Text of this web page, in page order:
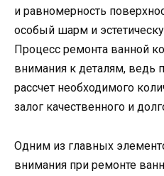
и равномерность
особый шарм и
Процесс ремонта ванной
внимания к деталям, ведь
рассчет необходимого
залог качественного и
Одним из главных
внимания при ремонте